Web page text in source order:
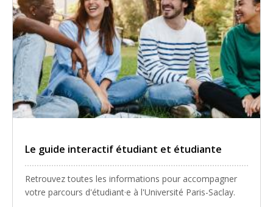
Le guide interactif étudiant et étudiante
Retrouvez toutes les informations pour accompagner
votre parcours d'étudiant·e à l'Université Paris-Saclay.